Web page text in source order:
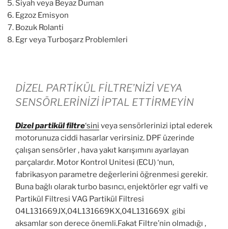
Siyah veya Beyaz Duman
Egzoz Emisyon
Bozuk Rolanti
Egr veya Turboşarz Problemleri
DİZEL PARTİKÜL FİLTRE’NİZİ VEYA
SENSÖRLERİNİZİ İPTAL ETTİRMEYİN
Dizel partikülfiltre‘sini veya sensörlerinizi iptal ederek
motorunuza ciddi hasarlar verirsiniz. DPF üzerinde
çalışan sensörler , hava yakıt karışımını ayarlayan
parçalardır. Motor Kontrol Unitesi (ECU) ‘nun,
fabrikasyon parametre değerlerini öğrenmesi gerekir.
Buna bağlı olarak turbo basıncı, enjektörler egr valfi ve
Partikül Filtresi VAG Partikül Filtresi
04L131669JX,04L131669KX,04L131669X gibi
aksamlar son derece önemli.Fakat Filtre’nin olmadığı ,